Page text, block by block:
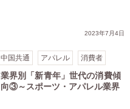
2023年7月4日
中国共通 アパレル 消費者
業界別「新青年」世代の消費傾
向③～スポーツ・アパレル業界